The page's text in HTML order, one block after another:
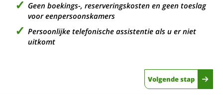
Geen boekings-, reserveringskosten en geen toeslag
voor eenpersoonskamers
Persoonlijke telefonische assistentie als u er niet
uitkomt
Volgende stap